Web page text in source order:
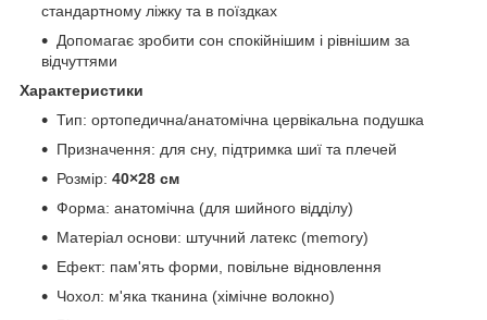
стандартному ліжку та в поїздках
Допомагає зробити сон спокійнішим і рівнішим за
відчуттями
Характеристики
Тип: ортопедична/анатомічна цервікальна подушка
Призначення: для сну, підтримка шиї та плечей
Розмір: 40×28 см
Форма: анатомічна (для шийного відділу)
Матеріал основи: штучний латекс (memory)
Ефект: пам'ять форми, повільне відновлення
Чохол: м'яка тканина (хімічне волокно)